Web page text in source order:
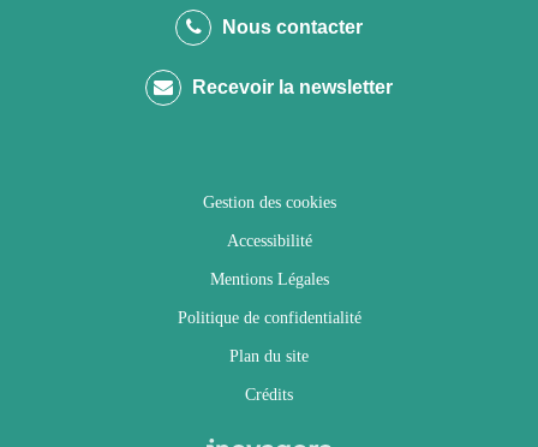
le
Facebook
le
Twitter
le
Instagram
Youtube
Nous contacter
Recevoir la newsletter
Gestion des cookies
Accessibilité
Mentions Légales
Politique de confidentialité
Plan du site
Crédits